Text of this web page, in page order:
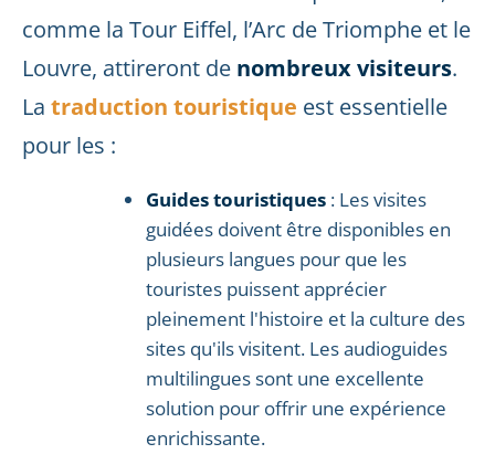
comme la Tour Eiffel, l’Arc de Triomphe et le
Louvre, attireront de nombreux visiteurs.
La traduction touristique est essentielle
pour les :
Guides touristiques : Les visites
guidées doivent être disponibles en
plusieurs langues pour que les
touristes puissent apprécier
pleinement l'histoire et la culture des
sites qu'ils visitent. Les audioguides
multilingues sont une excellente
solution pour offrir une expérience
enrichissante.